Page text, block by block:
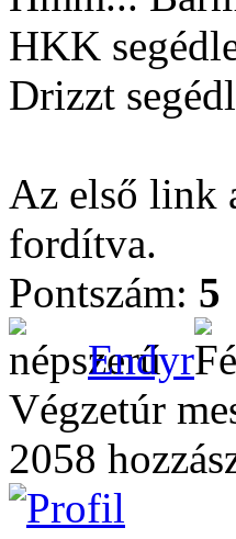
HKK
Drizzt
Az első link
fordítva.
Pontszám: 5
Endyr
Végzetúr
2058